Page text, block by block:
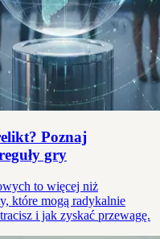
Poznaj
gry
to więcej niż
które mogą radykalnie
i jak zyskać przewagę.